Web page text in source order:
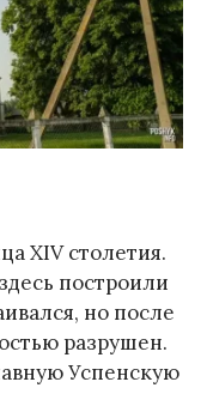
XIV столетия.
построили
но после
разрушен.
Успенскую